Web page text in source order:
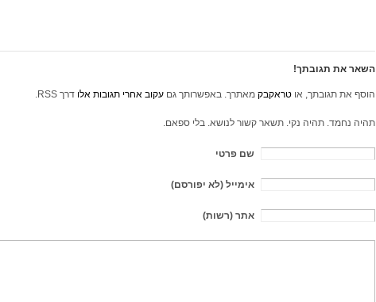
השאר את תגובתך!
הוסף את תגובתך, או טראקבק מאתרך. באפשרותך גם עקוב אחרי תגובות אלו דרך RSS.
תהיה נחמד. תהיה נקי. תשאר קשור לנושא. בלי ספאם.
שם פרטי
אימייל (לא יפורסם)
אתר (רשות)